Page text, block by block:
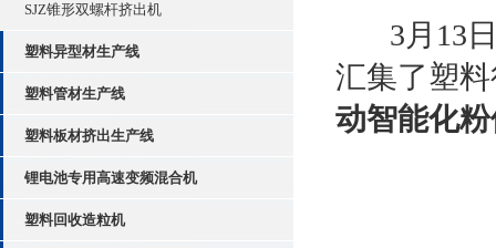
SJZ锥形双螺杆挤出机
塑料异型材生产线
塑料管材生产线
塑料板材挤出生产线
锂电池专用高速变频混合机
塑料回收造粒机
3月13
汇集了塑
动智能化